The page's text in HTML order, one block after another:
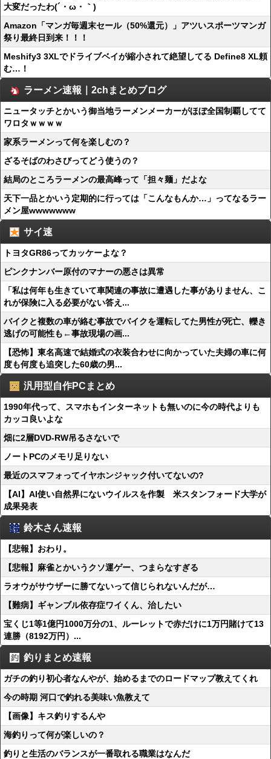
大変だったわ(´・ω・｀)
Amazon「マンガ毎週末セール（50%還元）」アツいスポーツマンガ
祭り最終日到来！！！
Meshify3 3XLでドライブベイが縮小されて絶望してる Define8 XL頼
む…！
ラーメン速報｜2chまとめブログ
ニュータッチとかいう御当地ラーメンメーカーがほぼ全国制覇してて
ワロタｗｗｗｗ
家系ラーメンって何を楽しむの？
ざるそばのわさびってどう使うの？
結局のところラーメンの最高峰って「担々麺」だよな
天下一品とかいう定期的に行っては「こんなもんか…」ってなるラー
メン屋wwwwwww
サイ速
トヨタGR86ってカッケーよな？
ピンクナンバー原付のマナーの悪さは異常
「私は何年も生きていて車関連の事故に遭遇した事がありません、こ
れが保険に入る必要がない答え...
バイクと複数の車が絡む事故でバイクを運転してた男性が死亡、轢き
逃げの可能性も←事故現場の画...
【恐怖】東名高速で結婚式の衣装合わせに向かっていた夫婦の車に何
度も何度も追突した60歳の男...
汎用型自作PCまとめ
1990年代って、スマホもインターネットも無いのに今の時代よりも
カッコ良いよな
畑に2層DVD-RW吊るさないで
ノートPCのメモリ足りない
最近のスマフォってイヤホンジャック付いてないの?
【AI】AI使い自然界にないウイルスを作製 米スタンフォード大学が
成果発表
鈴木さん速報
【悲報】おわり。
【悲報】麻雀とかいうクソ運ゲー、つまらなすぎる
ラオウがサウザーに勝てないって信じられないんだが…
【難病】ギャンブル依存症ワイくん、治したい
宝くじ1等1億円1000万分の1、ルーレットで赤だけに1万円賭けて13
連勝（8192万円）...
釣りまとめ速報
ガチの釣り初心者なんやが、始めるまでのロードマップ教えてくれ
今の時期 河口で釣れる美味い魚教えて
【画像】キス釣りするんや
海釣りって何が楽しいの？
釣りと生活のバランスが一番取れる職業はなんだ